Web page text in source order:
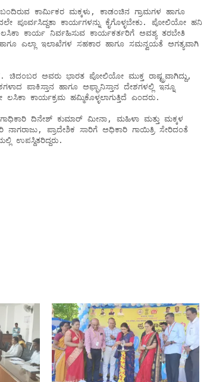
ಪೂರ್ವಸಿದ್ದತಾ ಕಾರ್ಯಗಳನ್ನು ಕೈಗೊಳ್ಳಬೇಕು. ಪೋಲಿಯೋ ಹನಿ
ಕಾರ್ಯ ನಿರ್ವಹಿಸುವ ಕಾರ್ಯಕರ್ತರಿಗೆ ಅವಶ್ಯ ತರಬೇತಿ
ಎಲ್ಲಾ ಇಲಾಖೆಗಳ ಸಹಕಾರ ಹಾಗೂ ಸಮನ್ವಯತೆ ಅಗತ್ಯವಾಗಿ
ಪಾಕಿಸ್ತಾನ ಹಾಗೂ ಅಫ್ಘಾನಿಸ್ತಾನ ದೇಶಗಳಲ್ಲಿ ಇನ್ನೂ
ಕಾರ್ಯಕ್ರಮ ಹಮ್ಮಿಕೊಳ್ಳಲಾಗುತ್ತಿದೆ ಎಂದರು.
ಪ್ರಾದೇಶಿಕ ಸಾರಿಗೆ ಅಧಿಕಾರಿ ಗಾಯಿತ್ರಿ ಸೇರಿದಂತೆ
ಉಪಸ್ಥಿತರಿದ್ದರು.